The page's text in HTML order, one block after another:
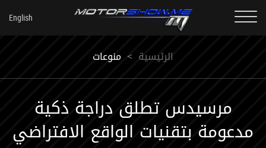
الرئيسية < منوعات
مرسيدس تطلق دراجة ذكية
مدعومة بتقنيات الواقع الافتراضي